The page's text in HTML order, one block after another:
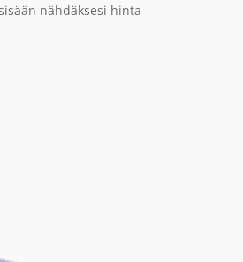
nähdäksesi hinta